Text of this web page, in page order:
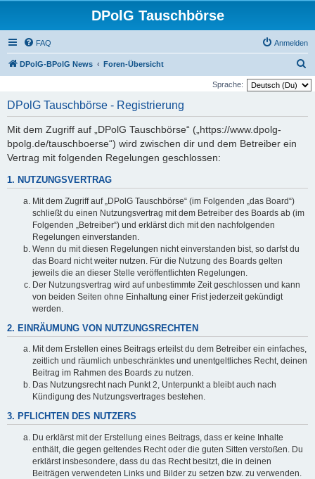
DPolG Tauschbörse
FAQ Anmelden
DPolG-BPolG News Foren-Übersicht
u
Sprache:
DPolG Tauschbörse - Registrierung
Mit dem Zugriff auf „DPolG Tauschbörse“ („https://www.dpolg-
bpolg.de/tauschboerse“) wird zwischen dir und dem Betreiber ein
Vertrag mit folgenden Regelungen geschlossen:
1. NUTZUNGSVERTRAG
Mit dem Zugriff auf „DPolG Tauschbörse“ (im Folgenden „das Board“)
schließt du einen Nutzungsvertrag mit dem Betreiber des Boards ab (im
Folgenden „Betreiber“) und erklärst dich mit den nachfolgenden
Regelungen einverstanden.
Wenn du mit diesen Regelungen nicht einverstanden bist, so darfst du
das Board nicht weiter nutzen. Für die Nutzung des Boards gelten
jeweils die an dieser Stelle veröffentlichten Regelungen.
Der Nutzungsvertrag wird auf unbestimmte Zeit geschlossen und kann
von beiden Seiten ohne Einhaltung einer Frist jederzeit gekündigt
werden.
2. EINRÄUMUNG VON NUTZUNGSRECHTEN
Mit dem Erstellen eines Beitrags erteilst du dem Betreiber ein einfaches,
zeitlich und räumlich unbeschränktes und unentgeltliches Recht, deinen
Beitrag im Rahmen des Boards zu nutzen.
Das Nutzungsrecht nach Punkt 2, Unterpunkt a bleibt auch nach
Kündigung des Nutzungsvertrages bestehen.
3. PFLICHTEN DES NUTZERS
Du erklärst mit der Erstellung eines Beitrags, dass er keine Inhalte
enthält, die gegen geltendes Recht oder die guten Sitten verstoßen. Du
erklärst insbesondere, dass du das Recht besitzt, die in deinen
Beiträgen verwendeten Links und Bilder zu setzen bzw. zu verwenden.